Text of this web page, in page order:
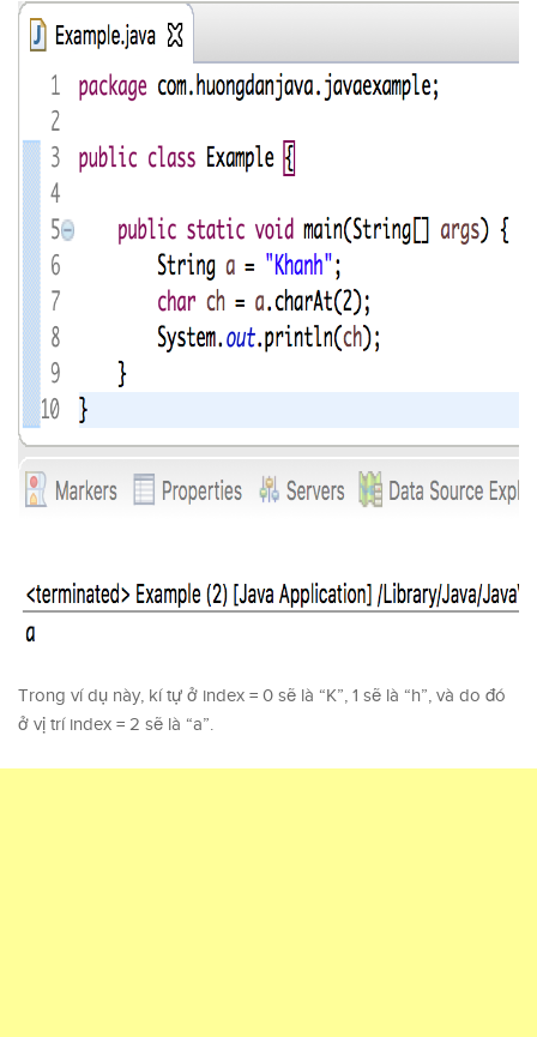
Trong ví dụ này, kí tự ở index = 0 sẽ là “K”, 1 sẽ là “h”, và do đó
ở vị trí index = 2 sẽ là “a”.